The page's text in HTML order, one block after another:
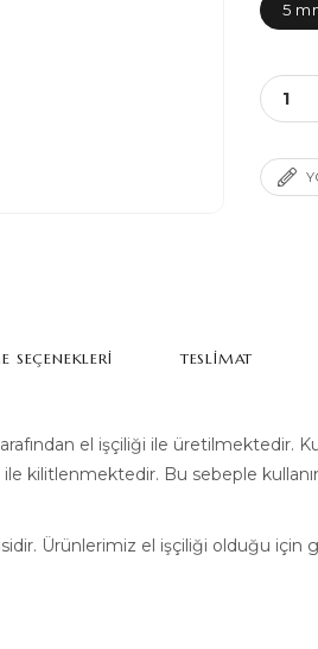
5
el işçiliği ile üretilmektedir.
kilitlenmektedir. Bu sebeple
Ürünlerimiz el işçiliği olduğu için
SEÇENEKLERI TESLIMAT